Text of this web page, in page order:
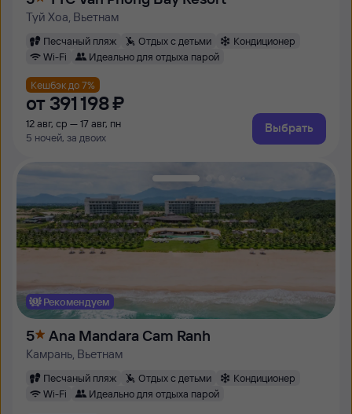
Туй Хоа, Вьетнам
Песчаный пляж Отдых с детьми
Кондиционер
Wi-Fi
Идеально для отдыха парой
Кешбэк до 7%
от 391 ⁠198 ⁠₽
12 авг, ср — 17 авг, пн
5 ночей, за двоих
Выбрать
Рекомендуем
5 Ana Mandara Cam Ranh
Камрань, Вьетнам
Песчаный пляж Отдых с детьми
Кондиционер
Wi-Fi
Идеально для отдыха парой